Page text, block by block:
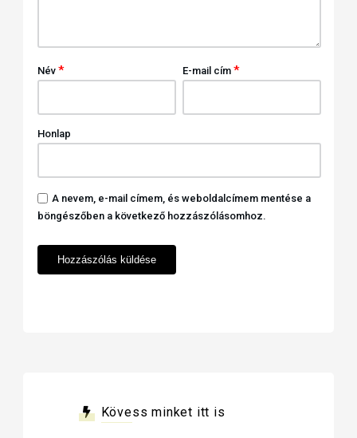
Név * E-mail cím*
Honlap
A nevem, e-mail címem, és weboldalcímem mentése a
böngészőben a következő hozzászólásomhoz.
Kövess minket itt is